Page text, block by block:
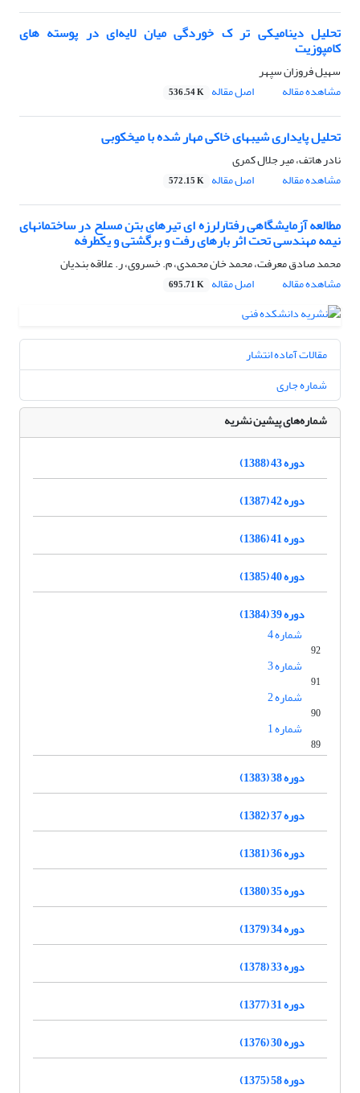
تحلیل دینامیکی تر ک خوردگی میان لایه‌ای در پوسته های
کامپوزیت
سهیل فروزان سپهر
مشاهده مقاله
اصل مقاله 536.54 K
تحلیل پایداری شیبهای خاکی مهار شده با میخکوبی
نادر هاتف، میر جلال کمری
مشاهده مقاله
اصل مقاله 572.15 K
مطالعه آزمایشگاهی رفتارلرزه ای تیرهای بتن مسلح در ساختمانهای
نیمه مهندسی تحت اثر بارهای رفت و برگشتی و یکطرفه
محمد صادق معرفت، محمد خان محمدی، م. خسروی، ر. علاقه بندیان
مشاهده مقاله
اصل مقاله 695.71 K
مقالات آماده انتشار
شماره جاری
شماره‌های پیشین نشریه
دوره 43 (1388)
دوره 42 (1387)
دوره 41 (1386)
دوره 40 (1385)
دوره 39 (1384)
شماره 4
92
شماره 3
91
شماره 2
90
شماره 1
89
دوره 38 (1383)
دوره 37 (1382)
دوره 36 (1381)
دوره 35 (1380)
دوره 34 (1379)
دوره 33 (1378)
دوره 31 (1377)
دوره 30 (1376)
دوره 58 (1375)